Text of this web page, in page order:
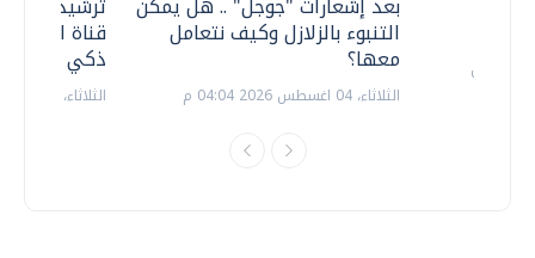
قناة
ذكي
الثلاثاء، 14 يوليو 2026 06:11 م
التنبوء بالزلازل وكيف نتعامل
معها؟
الثلاثاء، 04 اغسطس 2026 04:04 م